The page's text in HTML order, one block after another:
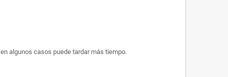
algunos casos puede tardar más tiempo.